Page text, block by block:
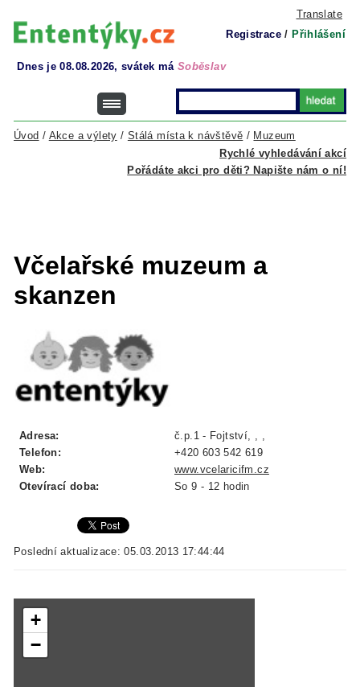
Translate
Registrace / Přihlášení
Dnes je 08.08.2026, svátek má Soběslav
Rychlé vyhledávání akcí
Úvod / Akce a výlety / Stálá místa k návštěvě / Muzeum
Pořádáte akci pro děti? Napište nám o ní!
Včelařské muzeum a
skanzen
Adresa:
č.p.1 - Fojtství, , ,
Telefon:
+420 603 542 619
Web:
www.vcelaricifm.cz
Otevírací doba:
So 9 - 12 hodin
Poslední aktualizace: 05.03.2013 17:44:44
+
−